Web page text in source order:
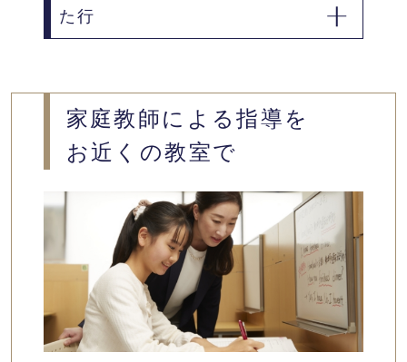
札幌市
た行
家庭教師による指導を
お近くの教室で